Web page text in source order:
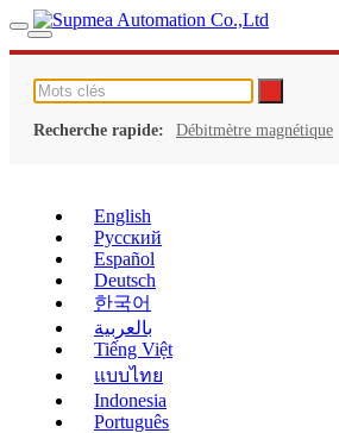
Recherche rapide: Débitmètre magnétique
English
Русский
Español
Deutsch
한국어
بالعربية
Tiếng Việt
แบบไทย
Indonesia
Português